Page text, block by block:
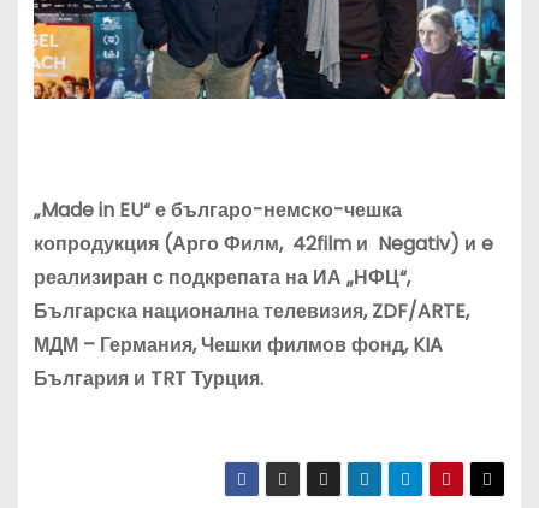
„Made in EU“ е българо-немско-чешка
копродукция (Арго Филм, 42film и Negativ) и e
реализиран с подкрепата на ИА „НФЦ“,
Българска национална телевизия, ZDF/ARTE,
МДМ – Германия, Чешки филмов фонд, KIA
България и TRT Турция.